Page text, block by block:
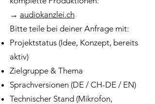
→ audiokanzlei.ch
Bitte teile bei deiner Anfrage mit:
Projektstatus (Idee, Konzept, bereits
aktiv)
Zielgruppe & Thema
Sprachversionen (DE / CH-DE / EN)
Technischer Stand (Mikrofon,